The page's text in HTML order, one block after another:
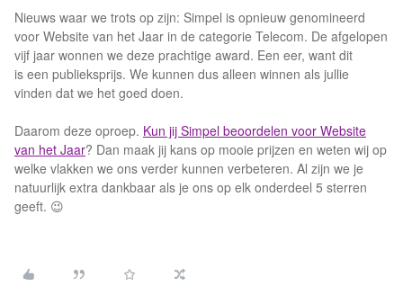
Nieuws waar we trots op zijn: Simpel is opnieuw genomineerd
voor Website van het Jaar in de categorie Telecom. De afgelopen
vijf jaar wonnen we deze prachtige award. Een eer, want dit
is een publieksprijs. We kunnen dus alleen winnen als jullie
vinden dat we het goed doen.
Daarom deze oproep. Kun jij Simpel beoordelen voor Website
van het Jaar? Dan maak jij kans op mooie prijzen en weten wij op
welke vlakken we ons verder kunnen verbeteren. Al zijn we je
natuurlijk extra dankbaar als je ons op elk onderdeel 5 sterren
geeft. 😉